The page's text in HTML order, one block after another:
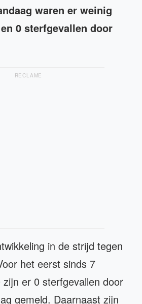
waren er weinig
0 sterfgevallen door
RECLAME
in de strijd tegen
het eerst sinds 7
er 0 sterfgevallen door
gemeld. Daarnaast zijn